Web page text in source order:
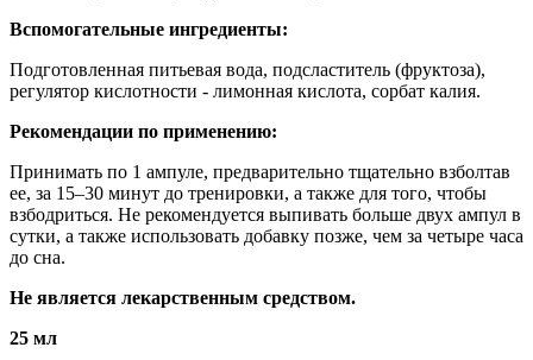
Вспомогательные ингредиенты:
Подготовленная питьевая вода, подсластитель (фруктоза),
регулятор кислотности - лимонная кислота, сорбат калия.
Рекомендации по применению:
Принимать по 1 ампуле, предварительно тщательно взболтав
ее, за 15–30 минут до тренировки, а также для того, чтобы
взбодриться. Не рекомендуется выпивать больше двух ампул в
сутки, а также использовать добавку позже, чем за четыре часа
до сна.
Не является лекарственным средством.
25 мл